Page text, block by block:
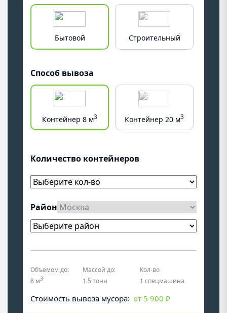
Бытовой Строительный
Способ вывоза
Контейнер 8 м3 Контейнер 20 м3
Количество контейнеров
Район
Объемом до:
8 м3
Массой до:
1.5 тонн
Кол-во
1 спецмашина
Cтоимость вывоза мусора: от 5 900 ₽